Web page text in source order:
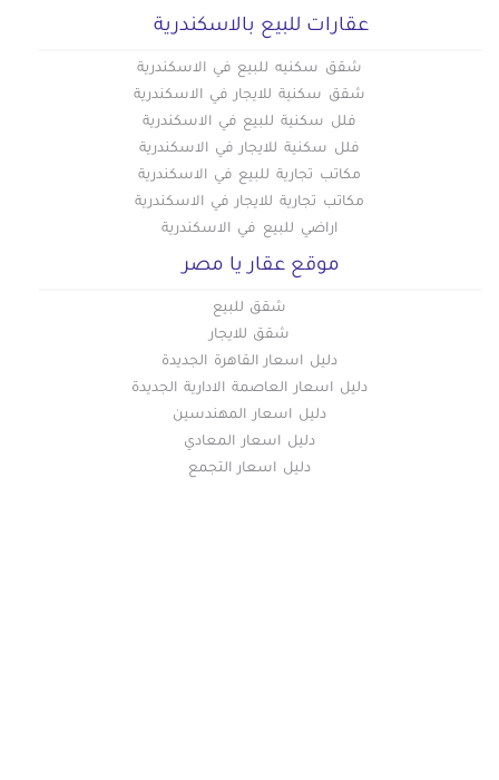
عقارات للبيع بالاسكندرية
شقق سكنيه للبيع في الاسكندرية
شقق سكنية للايجار في الاسكندرية
فلل سكنية للبيع في الاسكندرية
فلل سكنية للايجار في الاسكندرية
مكاتب تجارية للبيع في الاسكندرية
مكاتب تجارية للايجار في الاسكندرية
اراضي للبيع في الاسكندرية
موقع عقار يا مصر
شقق للبيع
شقق للايجار
دليل اسعار القاهرة الجديدة
دليل اسعار العاصمة الادارية الجديدة
دليل اسعار المهندسين
دليل اسعار المعادي
دليل اسعار التجمع